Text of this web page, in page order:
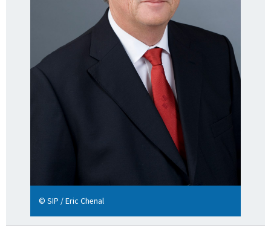
© SIP / Eric Chenal